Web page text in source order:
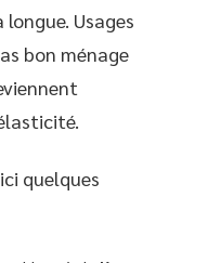
Usages
bon ménage
quelques